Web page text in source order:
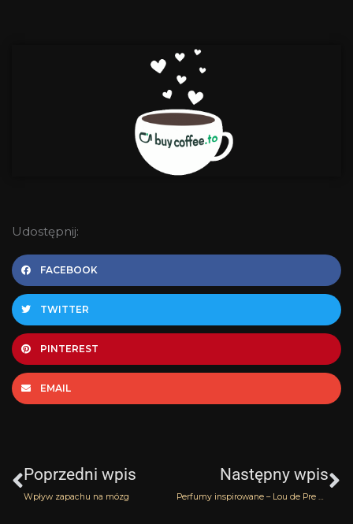
Udostępnij:
FACEBOOK
TWITTER
PINTEREST
EMAIL
Poprzedni wpis
Wpływ zapachu na mózg
Następny wpis
Perfumy inspirowane – Lou de Pre Royal Rubis